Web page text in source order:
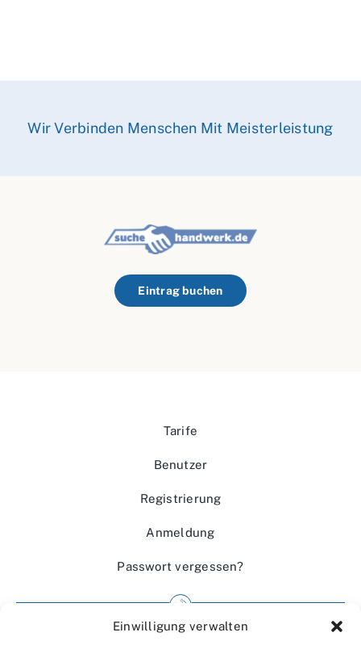
Einwilligung verwalten
Wir Verbinden Menschen Mit Meisterleistung
Eintrag buchen
Tarife
Benutzer
Registrierung
Anmeldung
Passwort vergessen?